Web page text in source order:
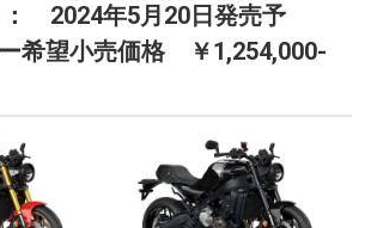
2024年5月20日発売予
望小売価格 ￥1,254,000-